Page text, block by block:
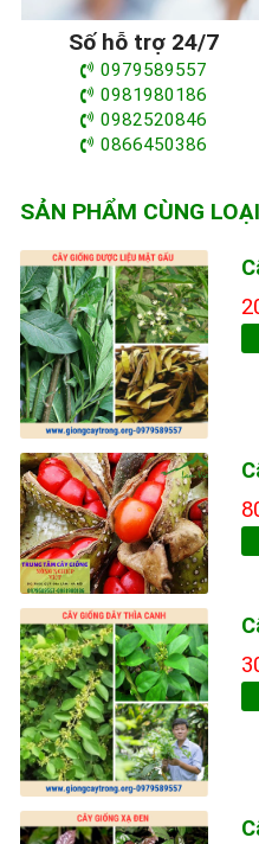
Số hỗ trợ 24/7
0979589557
0981980186
0982520846
0866450386
SẢN PHẨM CÙNG LOẠI